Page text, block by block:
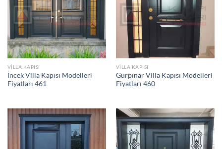
VILLA KAPISI
İncek Villa Kapısı Modelleri
Fiyatları 461
VILLA KAPISI
Gürpınar Villa Kapısı Modelleri
Fiyatları 460